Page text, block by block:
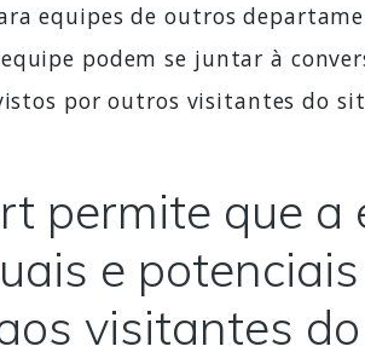
equipes de outros
podem se juntar à
por outros visitantes do
permite que a
e
visitantes